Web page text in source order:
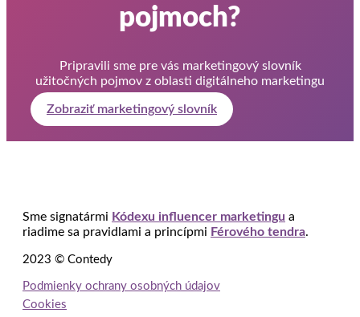
pojmoch?
Pripravili sme pre vás marketingový slovník
užitočných pojmov z oblasti digitálneho marketingu
Zobraziť marketingový slovník
Sme signatármi Kódexu influencer marketingu a
riadime sa pravidlami a princípmi Férového tendra.
2023 © Contedy
Podmienky ochrany osobných údajov
Cookies